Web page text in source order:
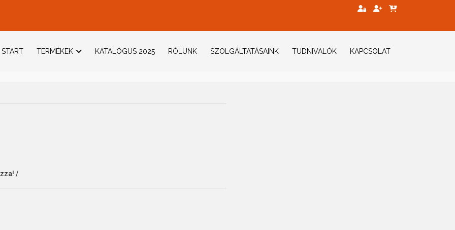
START TERMÉKEK KATALÓGUS 2025 RÓLUNK SZOLGÁLTATÁSAINK TUDNIVALÓK KAPCSOLAT
/